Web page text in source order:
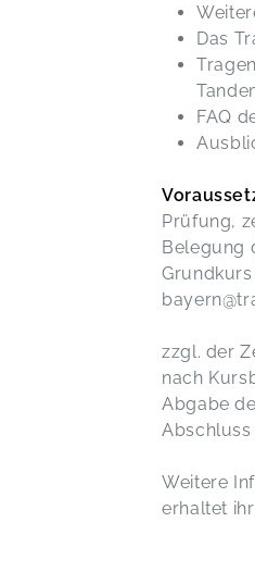
Das
FAQ
Prüfung,
Belegung
zzgl. der
nach
Abgabe
Weitere
erhaltet